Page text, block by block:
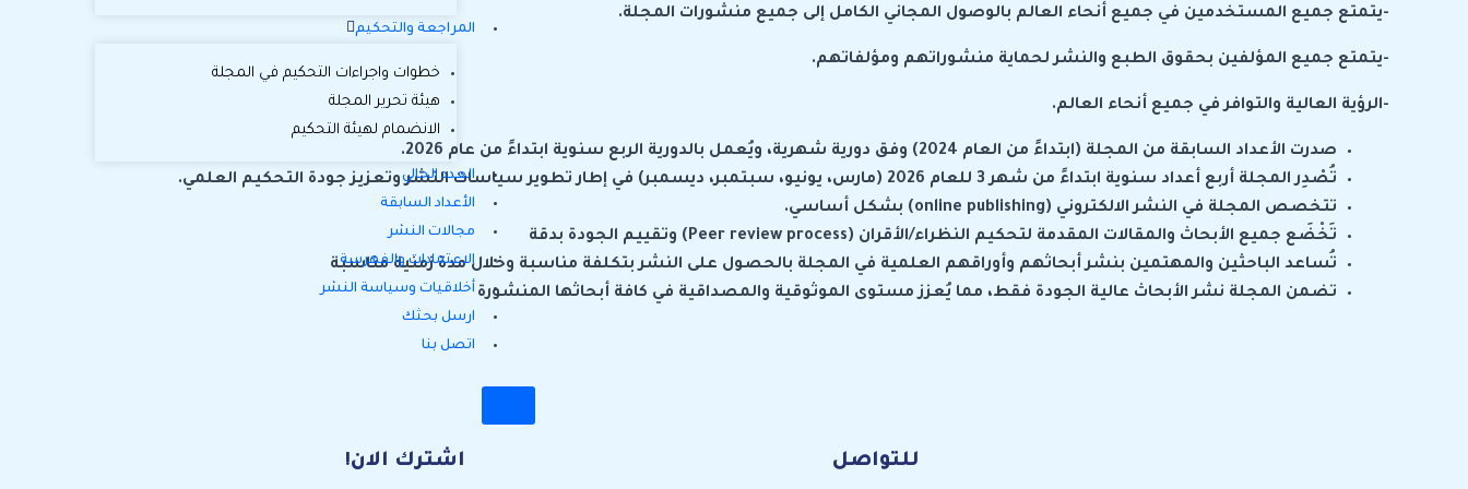
المراجعة والتحكيم
خطوات واجراءات التحكيم في المجلة
هيئة تحرير المجلة
الانضمام لهيئة التحكيم
العدد الحالي
الأعداد السابقة
مجالات النشر
الاعتمادات والفهرسة
أخلاقيات وسياسة النشر
ارسل بحثك
اتصل بنا
-يتمتع جميع المستخدمين في جميع أنحاء العالم بالوصول المجاني الكامل إلى جميع منشورات المجلة.
-يتمتع جميع المؤلفين بحقوق الطبع والنشر لحماية منشوراتهم ومؤلفاتهم.
-الرؤية العالية والتوافر في جميع أنحاء العالم.
صدرت الأعداد السابقة من المجلة (ابتداءً من العام 2024) وفق دورية شهرية، ويُعمل بالدورية الربع سنوية ابتداءً من عام 2026.
تُصْدِر المجلة أربع أعداد سنوية ابتداءً من شهر 3 للعام 2026 (مارس، يونيو، سبتمبر، ديسمبر) في إطار تطوير سياسات النشر وتعزيز جودة التحكيم العلمي.
تتخصص المجلة في النشر الالكتروني (online publishing) بشكل أساسي.
تَخْضَع جميع الأبحاث والمقالات المقدمة لتحكيم النظراء/الأقران (Peer review process
) وتقييم الجودة بدقة
تُساعد الباحثين والمهتمين بنشر أبحاثهم وأوراقهم العلمية في المجلة بالحصول على النشر بتكلفة مناسبة وخلال مدة زمنية مناسبة
تضمن المجلة نشر الأبحاث عالية الجودة فقط، مما يُعزز مستوى الموثوقية والمصداقية في كافة أبحاثها المنشورة
للتواصل اشترك الان!